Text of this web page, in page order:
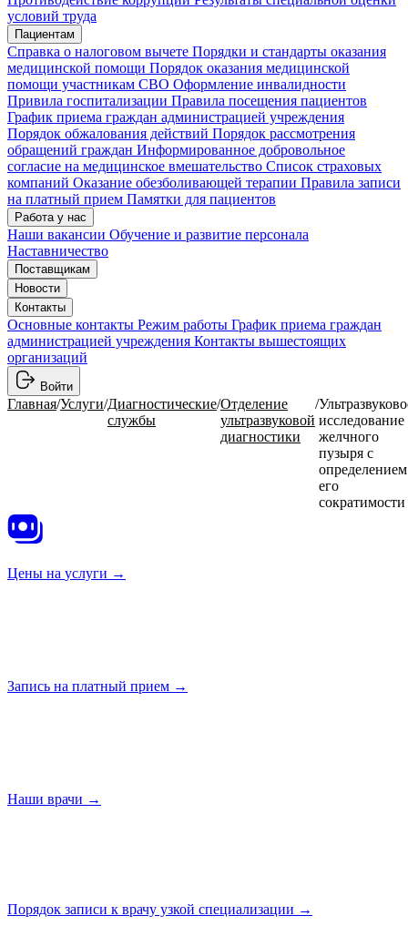
условий труда
Пациентам
Справка о налоговом вычете Порядки и стандарты оказания
медицинской помощи Порядок оказания медицинской
помощи участникам СВО Оформление инвалидности
Привила госпитализации Правила посещения пациентов
График приема граждан администрацией учреждения
Порядок обжалования действий Порядок рассмотрения
обращений граждан Информированное добровольное
согласие на медицинское вмешательство Список страховых
компаний Оказание обезболивающей терапии Правила записи
на платный прием Памятки для пациентов
Работа у нас
Наши вакансии Обучение и развитие персонала
Наставничество
Поставщикам
Новости
Контакты
Основные контакты Режим работы График приема граждан
администрацией учреждения Контакты вышестоящих
организаций
Войти
Главная/Услуги/Диагностические
службы
/Отделение
ультразвуковой
диагностики
/
исследование
желчного
пузыря с
определением
его
сократимости
Цены на услуги →
Запись на платный прием →
Наши врачи →
Порядок записи к врачу узкой специализации →